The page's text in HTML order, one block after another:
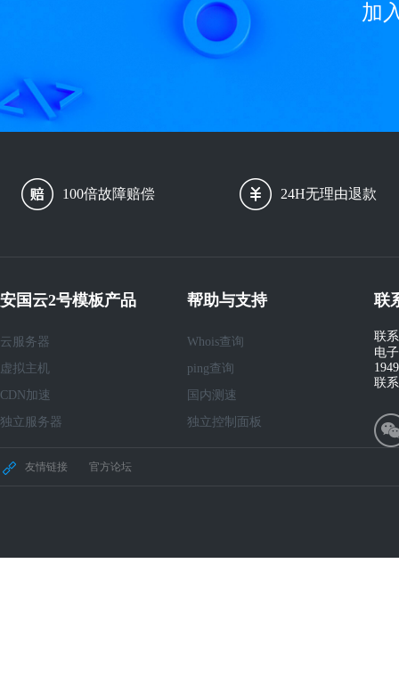
加
100倍故障赔偿 24H无理由退款
安国云2号模板产品
云服务器
虚拟主机
CDN加速
独立服务器
帮助与支持
Whois查询
ping查询
国内测速
独立控制面板
联
联
电
联
友情链接 官方论坛